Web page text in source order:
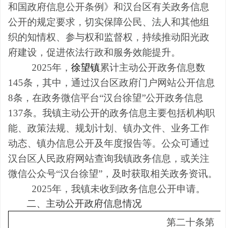
和国政府信息公开条例》和汉台区有关政务信息
公开的规定要求，切实保障公民、法人和其他组
织的知情权、参与权和监督权，持续推动阳光政
府建设，促进依法行政和服务效能提升。
2025年，徐望镇累计主动公开政务信息数
145条，其中，通过汉台区政府门户网站公开信息
8条，在政务微信平台“汉台徐望”公开政务信息
137条。我镇主动公开的政务信息主要包括机构职
能、政策法规、规划计划、镇办文件、业务工作
动态、镇办信息公开及年度报告等。公众可通过
汉台区人民政府网站查询我镇政务信息，或关注
微信公众号“汉台徐望”，及时获取相关政务资讯。
2025年，我镇未收到政务信息公开申请。
二、主动公开政府信息情况
第二十条第